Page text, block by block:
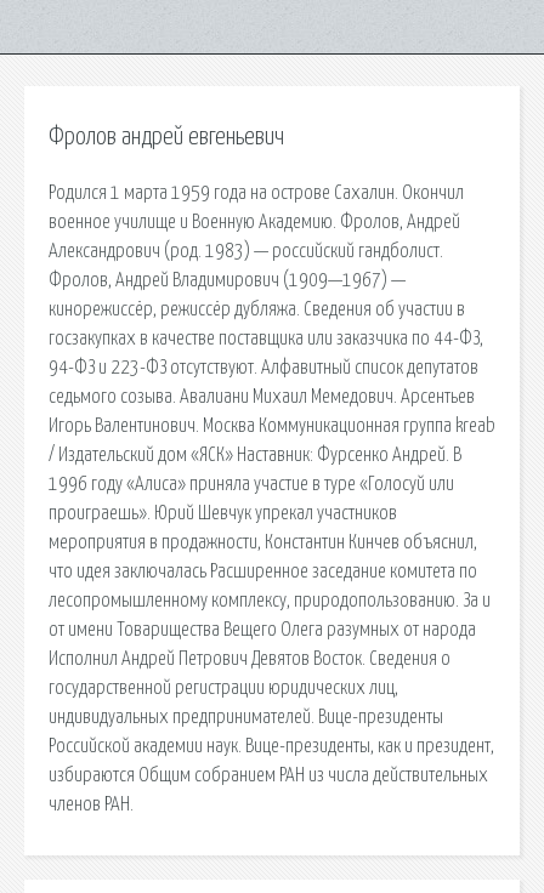
Фролов андрей евгеньевич
Родился 1 марта 1959 года на острове Сахалин. Окончил
военное училище и Военную Академию. Фролов, Андрей
Александрович (род. 1983) — российский гандболист.
Фролов, Андрей Владимирович (1909—1967) —
кинорежиссёр, режиссёр дубляжа. Сведения об участии в
госзакупках в качестве поставщика или заказчика по 44-ФЗ,
94-ФЗ и 223-ФЗ отсутствуют. Алфавитный список депутатов
седьмого созыва. Авалиани Михаил Мемедович. Арсентьев
Игорь Валентинович. Москва Коммуникационная группа kreab
/ Издательский дом «ЯСК» Наставник: Фурсенко Андрей. В
1996 году «Алиса» приняла участие в туре «Голосуй или
проиграешь». Юрий Шевчук упрекал участников
мероприятия в продажности, Константин Кинчев объяснил,
что идея заключалась Расширенное заседание комитета по
лесопромышленному комплексу, природопользованию. За и
от имени Товарищества Вещего Олега разумных от народа
Исполнил Андрей Петрович Девятов Восток. Сведения о
государственной регистрации юридических лиц,
индивидуальных предпринимателей. Вице-президенты
Российской академии наук. Вице-президенты, как и президент,
избираются Общим собранием РАН из числа действительных
членов РАН.